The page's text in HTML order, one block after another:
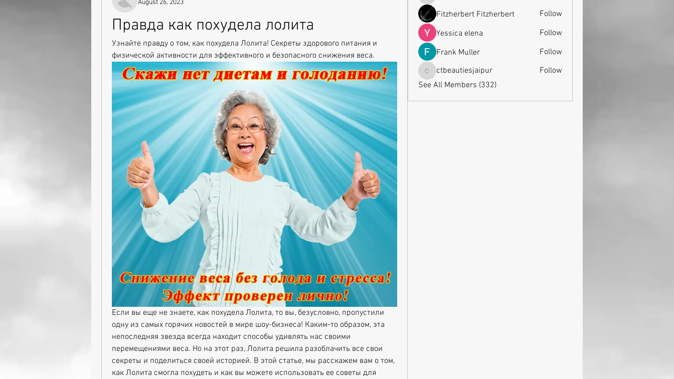
August 26, 2023
Правда как похудела лолита
Узнайте правду о том, как похудела Лолита! Секреты здорового питания и
физической активности для эффективного и безопасного снижения веса.
Если вы еще не знаете, как похудела Лолита, то вы, безусловно, пропустили
одну из самых горячих новостей в мире шоу-бизнеса! Каким-то образом, эта
непоследняя звезда всегда находит способы удивлять нас своими
перемещениями веса. Но на этот раз, Лолита решила разоблачить все свои
секреты и поделиться своей историей. В этой статье, мы расскажем вам о том,
как Лолита смогла похудеть и как вы можете использовать ее советы для
Fitzherbert Fitzherbert
Follow
Yessica elena
Follow
Frank Muller
Follow
ctbeautiesjaipur
ctbeautiesjaipur
Follow
See All Members (332)